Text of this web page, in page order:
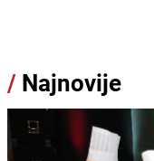
/ Najnovije